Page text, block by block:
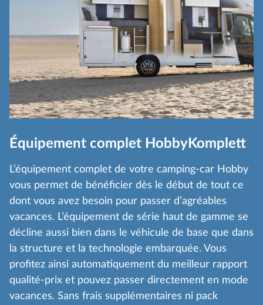
Équipement complet HobbyKomplett
L’équipement complet de votre camping-car Hobby
vous permet de bénéficier dès le début de tout ce
dont vous avez besoin pour passer d’agréables
vacances. L’équipement de série haut de gamme se
décline aussi bien dans le véhicule de base que dans
la structure et la technologie embarquée. Vous
profitez ainsi automatiquement du meilleur rapport
qualité-prix et pouvez passer directement en mode
vacances. Sans frais supplémentaires ni pack